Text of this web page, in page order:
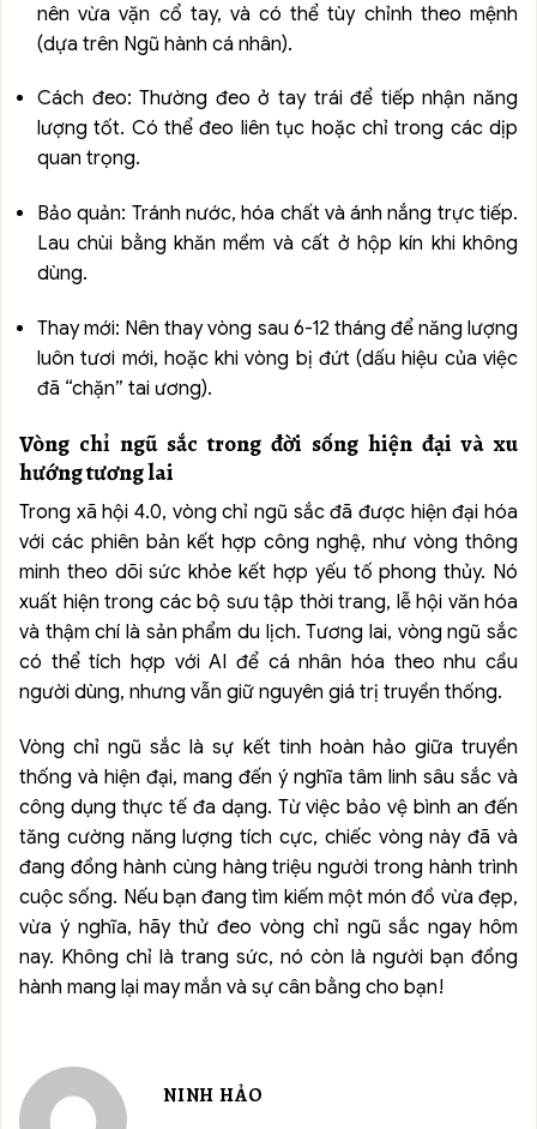
nên vừa vặn cổ tay, và có thể tùy chỉnh theo mệnh
(dựa trên Ngũ hành cá nhân).
Cách đeo: Thường đeo ở tay trái để tiếp nhận năng
lượng tốt. Có thể đeo liên tục hoặc chỉ trong các dịp
quan trọng.
Bảo quản: Tránh nước, hóa chất và ánh nắng trực tiếp.
Lau chùi bằng khăn mềm và cất ở hộp kín khi không
dùng.
Thay mới: Nên thay vòng sau 6-12 tháng để năng lượng
luôn tươi mới, hoặc khi vòng bị đứt (dấu hiệu của việc
đã “chặn” tai ương).
Vòng chỉ ngũ sắc trong đời sống hiện đại và xu
hướng tương lai
Trong xã hội 4.0, vòng chỉ ngũ sắc đã được hiện đại hóa
với các phiên bản kết hợp công nghệ, như vòng thông
minh theo dõi sức khỏe kết hợp yếu tố phong thủy. Nó
xuất hiện trong các bộ sưu tập thời trang, lễ hội văn hóa
và thậm chí là sản phẩm du lịch. Tương lai, vòng ngũ sắc
có thể tích hợp với AI để cá nhân hóa theo nhu cầu
người dùng, nhưng vẫn giữ nguyên giá trị truyền thống.
Vòng chỉ ngũ sắc là sự kết tinh hoàn hảo giữa truyền
thống và hiện đại, mang đến ý nghĩa tâm linh sâu sắc và
công dụng thực tế đa dạng. Từ việc bảo vệ bình an đến
tăng cường năng lượng tích cực, chiếc vòng này đã và
đang đồng hành cùng hàng triệu người trong hành trình
cuộc sống. Nếu bạn đang tìm kiếm một món đồ vừa đẹp,
vừa ý nghĩa, hãy thử đeo vòng chỉ ngũ sắc ngay hôm
nay. Không chỉ là trang sức, nó còn là người bạn đồng
hành mang lại may mắn và sự cân bằng cho bạn!
NINH HẢO